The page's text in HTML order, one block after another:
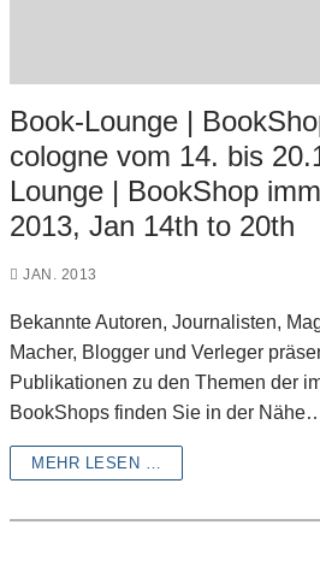
Book-Lounge |
cologne vom 14. bis
Lounge | BookShop
2013, Jan 14th to 20th
JAN. 2013
Bekannte Autoren, Journalisten,
Macher, Blogger und Verleger
Publikationen zu den Themen der
BookShops finden Sie in der
MEHR LESEN …